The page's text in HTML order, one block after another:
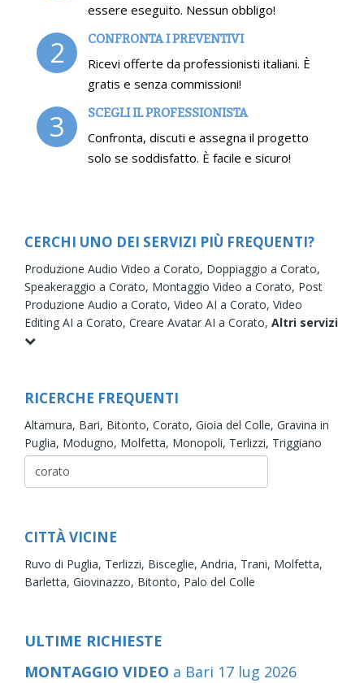
essere eseguito. Nessun obbligo!
2 CONFRONTA I PREVENTIVI
Ricevi offerte da professionisti italiani. È
gratis e senza commissioni!
3 SCEGLI IL PROFESSIONISTA
Confronta, discuti e assegna il progetto
solo se soddisfatto. È facile e sicuro!
CERCHI UNO DEI SERVIZI PIÙ FREQUENTI?
Produzione Audio Video a Corato, Doppiaggio a Corato,
Speakeraggio a Corato, Montaggio Video a Corato, Post
Produzione Audio a Corato, Video AI a Corato, Video
Editing AI a Corato, Creare Avatar AI a Corato, Altri servizi
RICERCHE FREQUENTI
Altamura, Bari, Bitonto, Corato, Gioia del Colle, Gravina in
Puglia, Modugno, Molfetta, Monopoli, Terlizzi, Triggiano
CITTÀ VICINE
Ruvo di Puglia, Terlizzi, Bisceglie, Andria, Trani, Molfetta,
Barletta, Giovinazzo, Bitonto, Palo del Colle
ULTIME RICHIESTE
MONTAGGIO VIDEO a Bari 17 lug 2026